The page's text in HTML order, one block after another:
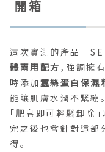
開箱
這次實測的產品－
體兩用配方 ，強調擁
時添加蠶絲蛋白保濕
能讓肌膚水潤不緊繃
「肥皂即可輕鬆卸除
完之後也會針對這部
得。